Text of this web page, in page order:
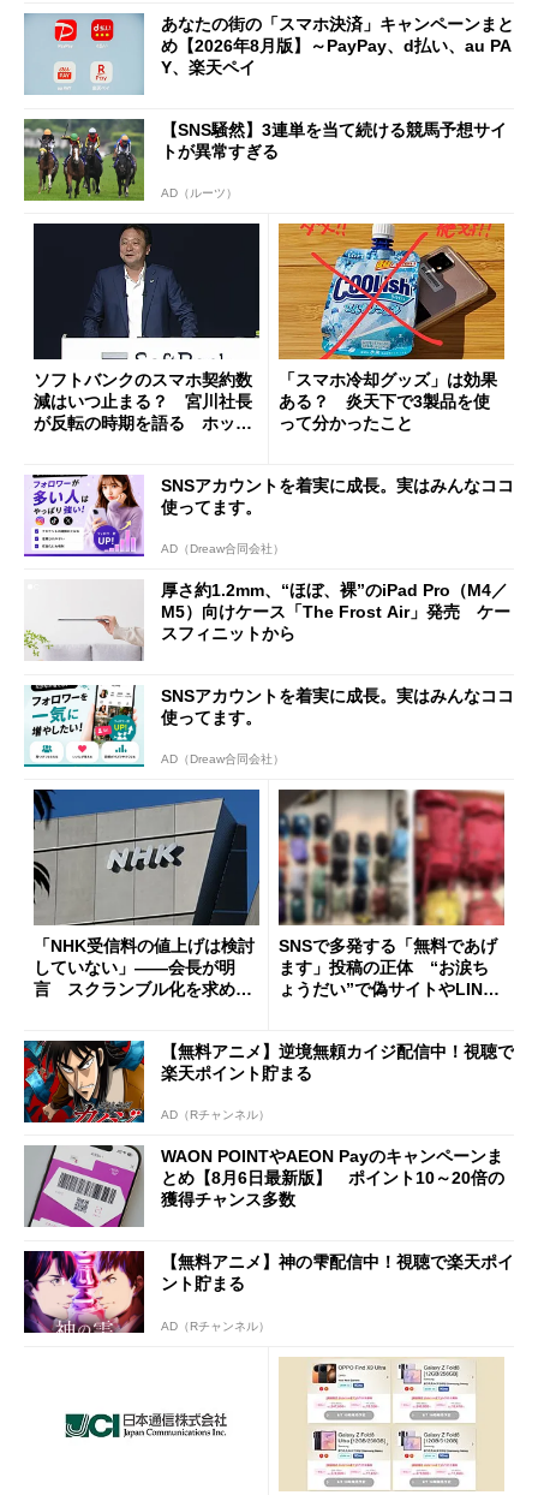
あなたの街の「スマホ決済」キャンペーンまと
め【2026年8月版】～PayPay、d払い、au PA
Y、楽天ペイ
【SNS騒然】3連単を当て続ける競馬予想サイ
トが異常すぎる
AD（ルーツ）
ソフトバンクのスマホ契約数
減はいつ止まる？ 宮川社長
が反転の時期を語る ホッピ
「スマホ冷却グッズ」は効果
ある？ 炎天下で3製品を使
って分かったこと
SNSアカウントを着実に成長。実はみんなココ
使ってます。
AD（Dreaw合同会社）
厚さ約1.2mm、“ほぼ、裸”のiPad Pro（M4／
M5）向けケース「The Frost Air」発売 ケー
スフィニットから
SNSアカウントを着実に成長。実はみんなココ
使ってます。
AD（Dreaw合同会社）
「NHK受信料の値上げは検討
していない」――会長が明
言 スクランブル化を求める
SNSで多発する「無料であげ
ます」投稿の正体 “お涙ち
ょうだい”で偽サイトやLINE
【無料アニメ】逆境無頼カイジ配信中！視聴で
楽天ポイント貯まる
AD（Rチャンネル）
WAON POINTやAEON Payのキャンペーンま
とめ【8月6日最新版】 ポイント10～20倍の
獲得チャンス多数
【無料アニメ】神の雫配信中！視聴で楽天ポイ
ント貯まる
AD（Rチャンネル）